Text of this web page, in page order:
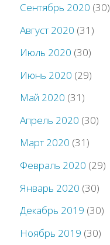
Сентябрь 2020 (30)
Август 2020 (31)
Июль 2020 (30)
Июнь 2020 (29)
Май 2020 (31)
Апрель 2020 (30)
Март 2020 (31)
Февраль 2020 (29)
Январь 2020 (30)
Декабрь 2019 (30)
Ноябрь 2019 (30)